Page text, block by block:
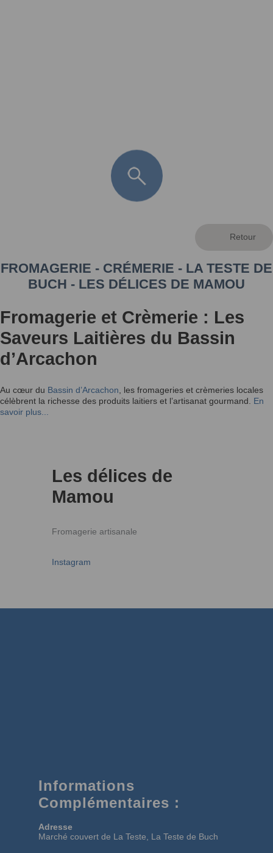
FROMAGERIE - CRÉMERIE - LA TESTE DE
BUCH - LES DÉLICES DE MAMOU
Fromagerie et Crèmerie : Les
Saveurs Laitières du Bassin
d’Arcachon
Au cœur du Bassin d’Arcachon , les fromageries et crèmeries locales
célèbrent la richesse des produits laitiers et l’artisanat gourmand. En
savoir plus...
Les délices de
Mamou
Fromagerie artisanale
Instagram
Informations
Complémentaires :
Adresse
Marché couvert de La Teste, La Teste de Buch